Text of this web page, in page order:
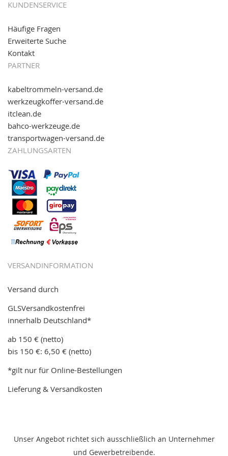
KUNDENSERVICE
Häufige Fragen
Erweiterte Suche
Kontakt
PARTNER
kabeltrommeln-versand.de
werkzeugkoffer-versand.de
itclean.de
bahco-werkzeuge.de
transportwagen-versand.de
ZAHLUNGSARTEN
VERSANDINFORMATION
Versand durch
GLSVersandkostenfrei
innerhalb Deutschland*
ab 150 € (netto)
bis 150 €: 6,50 € (netto)
*gilt nur für Online-Bestellungen
Lieferung & Versandkosten
Unser Angebot richtet sich ausschließlich an Unternehmer
und Gewerbetreibende.